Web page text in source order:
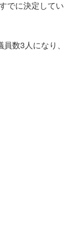
でに決定してい
数3人になり、